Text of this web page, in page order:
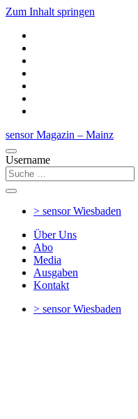
Zum Inhalt springen
sensor Magazin – Mainz
Username
> sensorWiesbaden
Über Uns
Abo
Media
Ausgaben
Kontakt
> sensorWiesbaden